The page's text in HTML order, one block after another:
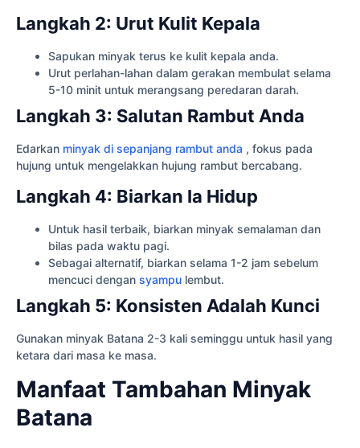
Langkah 2: Urut Kulit Kepala
Sapukan minyak terus ke kulit kepala anda.
Urut perlahan-lahan dalam gerakan membulat selama
5-10 minit untuk merangsang peredaran darah.
Langkah 3: Salutan Rambut Anda
Edarkan minyak di sepanjang rambut anda , fokus pada
hujung untuk mengelakkan hujung rambut bercabang.
Langkah 4: Biarkan Ia Hidup
Untuk hasil terbaik, biarkan minyak semalaman dan
bilas pada waktu pagi.
Sebagai alternatif, biarkan selama 1-2 jam sebelum
mencuci dengan syampu lembut.
Langkah 5: Konsisten Adalah Kunci
Gunakan minyak Batana 2-3 kali seminggu untuk hasil yang
ketara dari masa ke masa.
Manfaat Tambahan Minyak
Batana